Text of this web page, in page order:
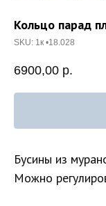
Кольцо парад
SKU: 1к •18.028
6900,00 р.
Бусины из
Можно